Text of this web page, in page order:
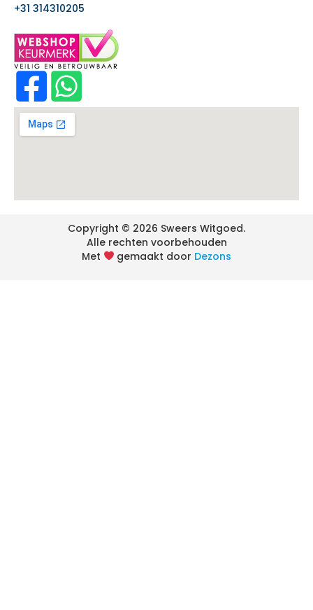
+31 314310205
Met gemaakt door Dezons
Copyright © 2026 Sweers Witgoed.
Alle rechten voorbehouden